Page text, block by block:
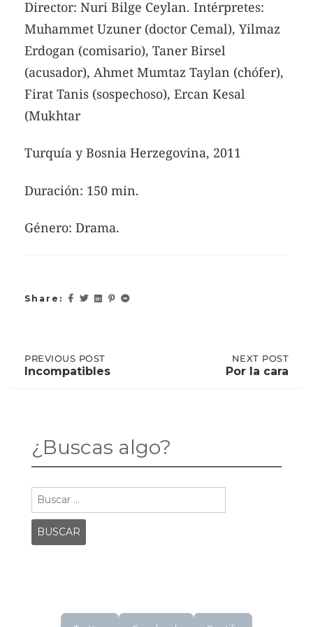
Director: Nuri Bilge Ceylan. Intérpretes:
Muhammet Uzuner (doctor Cemal), Yilmaz
Erdogan (comisario), Taner Birsel
(acusador), Ahmet Mumtaz Taylan (chófer),
Firat Tanis (sospechoso), Ercan Kesal
(Mukhtar
Turquía y Bosnia Herzegovina, 2011
Duración: 150 min.
Género: Drama.
Share:
Post
PREVIOUS
POST:
INCOMPATIBLES
PREVIOUS POST
Incompatibles
NEXT POST
Por la cara
¿Buscas algo?